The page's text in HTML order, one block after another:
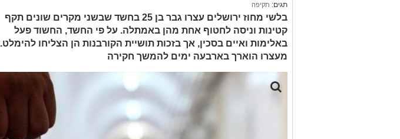
תגים: תקיפה
בלשי מחוז ירושלים עצרו גבר בן 25 בחשד שבשני מקרים שונים תקף
קטינות וניסה לחטוף אחת מהן באמתלה. על פי החשד, החשוד פעל
באלימות ואיים בסכין, אך בזכות תושיית הקורבנות הן הצליחו להימלט.
מעצרו הוארך בארבעה ימים להמשך חקירה